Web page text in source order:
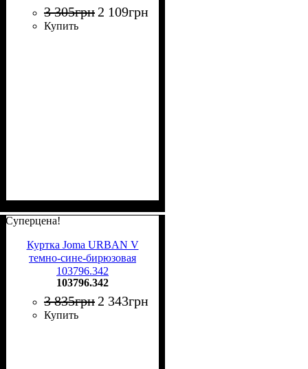
3 305грн 2 109грн
Купить
Суперцена!
Куртка Joma URBAN V
темно-сине-бирюзовая
103796.342
103796.342
3 835грн 2 343грн
Купить